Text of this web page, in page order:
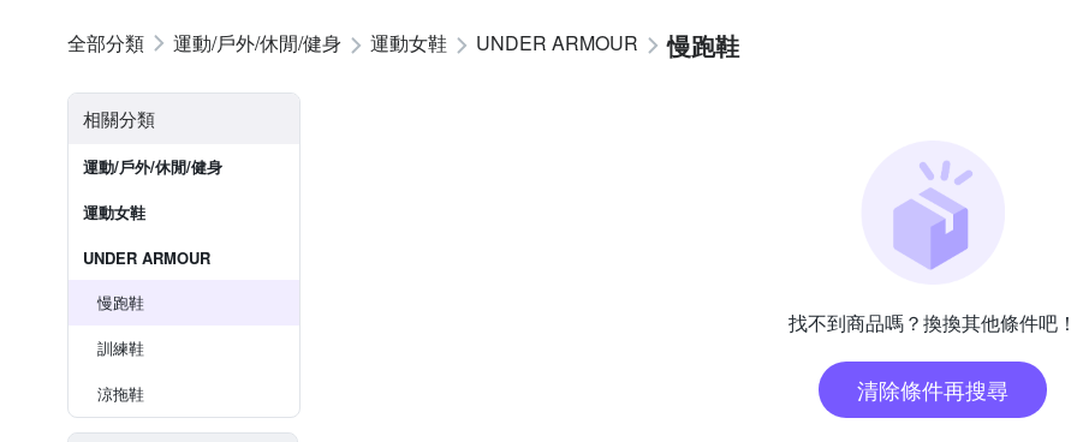
運動/戶外/休閒/健身 運動女鞋 UNDER ARMOUR 慢跑鞋
相關分類
運動/戶外/休閒/健身
運動女鞋
UNDER ARMOUR
慢跑鞋
訓練鞋
涼拖鞋
找不到商品嗎？換換其他條件吧！
清除條件再搜尋